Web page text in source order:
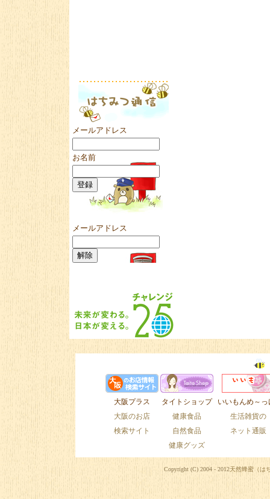
メールアドレス
お名前
メールアドレス
大阪プラス
大阪のお店
検索サイト
タイトショップ
健康食品
自然食品
健康グッズ
いいもんめ～っ
生活雑貨の
ネット通販
Copyright (C) 2004 - 2012天然蜂蜜（は